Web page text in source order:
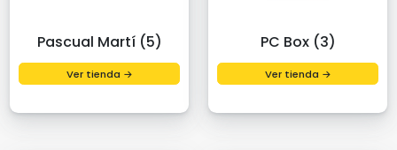
Pascual Martí (5)
Ver tienda →
PC Box (3)
Ver tienda →